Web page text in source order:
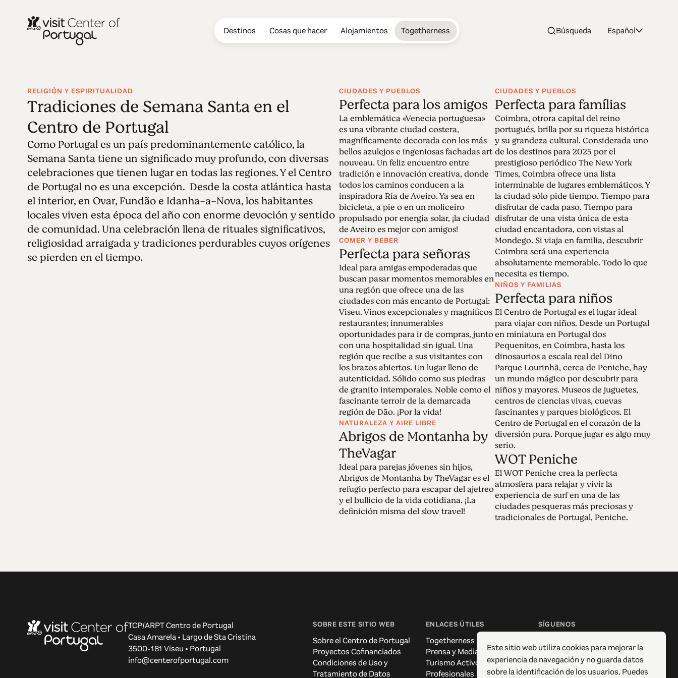
Destinos Cosas que hacer Alojamientos Togetherness Búsqueda Español
Edición 96 - Semana Santa
10.02.2025 • 03.03.2025
La Semana Santa puede ser la excusa perfecta para aventurarse en toda la inspiradora
diversidad de la región Centro de Portugal. Perfecta para todos los gustos, hay algo
para todos en esta región que nos abraza. Desde la impresionante costa atlántica
hasta el acogedor interior, la autenticidad es la clave. Esperar a que llegue la Semana
Santa es parte de la magia.
RELIGIÓN Y ESPIRITUALIDAD
Tradiciones de Semana Santa en el
Centro de Portugal
Como Portugal es un país predominantemente católico, la
Semana Santa tiene un significado muy profundo, con diversas
celebraciones que tienen lugar en todas las regiones. Y el Centro
de Portugal no es una excepción. Desde la costa atlántica hasta
el interior, en Ovar, Fundão e Idanha-a-Nova, los habitantes
locales viven esta época del año con enorme devoción y sentido
de comunidad. Una celebración llena de rituales significativos,
religiosidad arraigada y tradiciones perdurables cuyos orígenes
se pierden en el tiempo.
CIUDADES Y PUEBLOS
Perfecta para los amigos
La emblemática «Venecia portuguesa»
es una vibrante ciudad costera,
magníficamente decorada con los más
bellos azulejos e ingeniosas fachadas art
nouveau. Un feliz encuentro entre
tradición e innovación creativa, donde
todos los caminos conducen a la
inspiradora Ría de Aveiro. Ya sea en
bicicleta, a pie o en un moliceiro
propulsado por energía solar, ¡la ciudad
de Aveiro es mejor con amigos!
COMER Y BEBER
Perfecta para señoras
Ideal para amigas empoderadas que
buscan pasar momentos memorables en
una región que ofrece una de las
ciudades con más encanto de Portugal:
Viseu. Vinos excepcionales y magníficos
restaurantes; innumerables
oportunidades para ir de compras, junto
con una hospitalidad sin igual. Una
región que recibe a sus visitantes con
los brazos abiertos. Un lugar lleno de
autenticidad. Sólido como sus piedras
de granito intemporales. Noble como el
fascinante terroir de la demarcada
región de Dão. ¡Por la vida!
NATURALEZA Y AIRE LIBRE
Abrigos de Montanha by
TheVagar
Ideal para parejas jóvenes sin hijos,
Abrigos de Montanha by TheVagar es el
refugio perfecto para escapar del ajetreo
y el bullicio de la vida cotidiana. ¡La
definición misma del slow travel!
CIUDADES Y PUEBLOS
Perfecta para famílias
Coimbra, otrora capital del reino
portugués, brilla por su riqueza histórica
y su grandeza cultural. Considerada uno
de los destinos para 2025 por el
prestigioso periódico The New York
Times, Coimbra ofrece una lista
interminable de lugares emblemáticos. Y
la ciudad sólo pide tiempo. Tiempo para
disfrutar de cada paso. Tiempo para
disfrutar de una vista única de esta
ciudad encantadora, con vistas al
Mondego. Si viaja en familia, descubrir
Coimbra será una experiencia
absolutamente memorable. Todo lo que
necesita es tiempo.
NIÑOS Y FAMILIAS
Perfecta para niños
El Centro de Portugal es el lugar ideal
para viajar con niños. Desde un Portugal
en miniatura en Portugal dos
Pequenitos, en Coimbra, hasta los
dinosaurios a escala real del Dino
Parque Lourinhã, cerca de Peniche, hay
un mundo mágico por descubrir para
niños y mayores. Museos de juguetes,
centros de ciencias vivas, cuevas
fascinantes y parques biológicos. El
Centro de Portugal en el corazón de la
diversión pura. Porque jugar es algo muy
serio.
WOT Peniche
El WOT Peniche crea la perfecta
atmosfera para relajar y vivir la
experiencia de surf en una de las
ciudades pesqueras más preciosas y
tradicionales de Portugal, Peniche.
TCP/ARPT Centro de Portugal
Casa Amarela • Largo de Sta Cristina
3500-181 Viseu • Portugal
info@centerofportugal.com
SOBRE ESTE SITIO WEB
Sobre el Centro de Portugal
Proyectos Cofinanciados
Condiciones de Uso y
Tratamiento de Datos
ENLACES ÚTILES
Togetherness
Prensa y Media
Turismo Activo
Profesionales
SÍGUENOS
Instagram
X / Twitter
Pinterest
Este sitio web utiliza cookies para mejorar la
experiencia de navegación y no guarda datos
sobre la identificación de los usuarios. Puedes